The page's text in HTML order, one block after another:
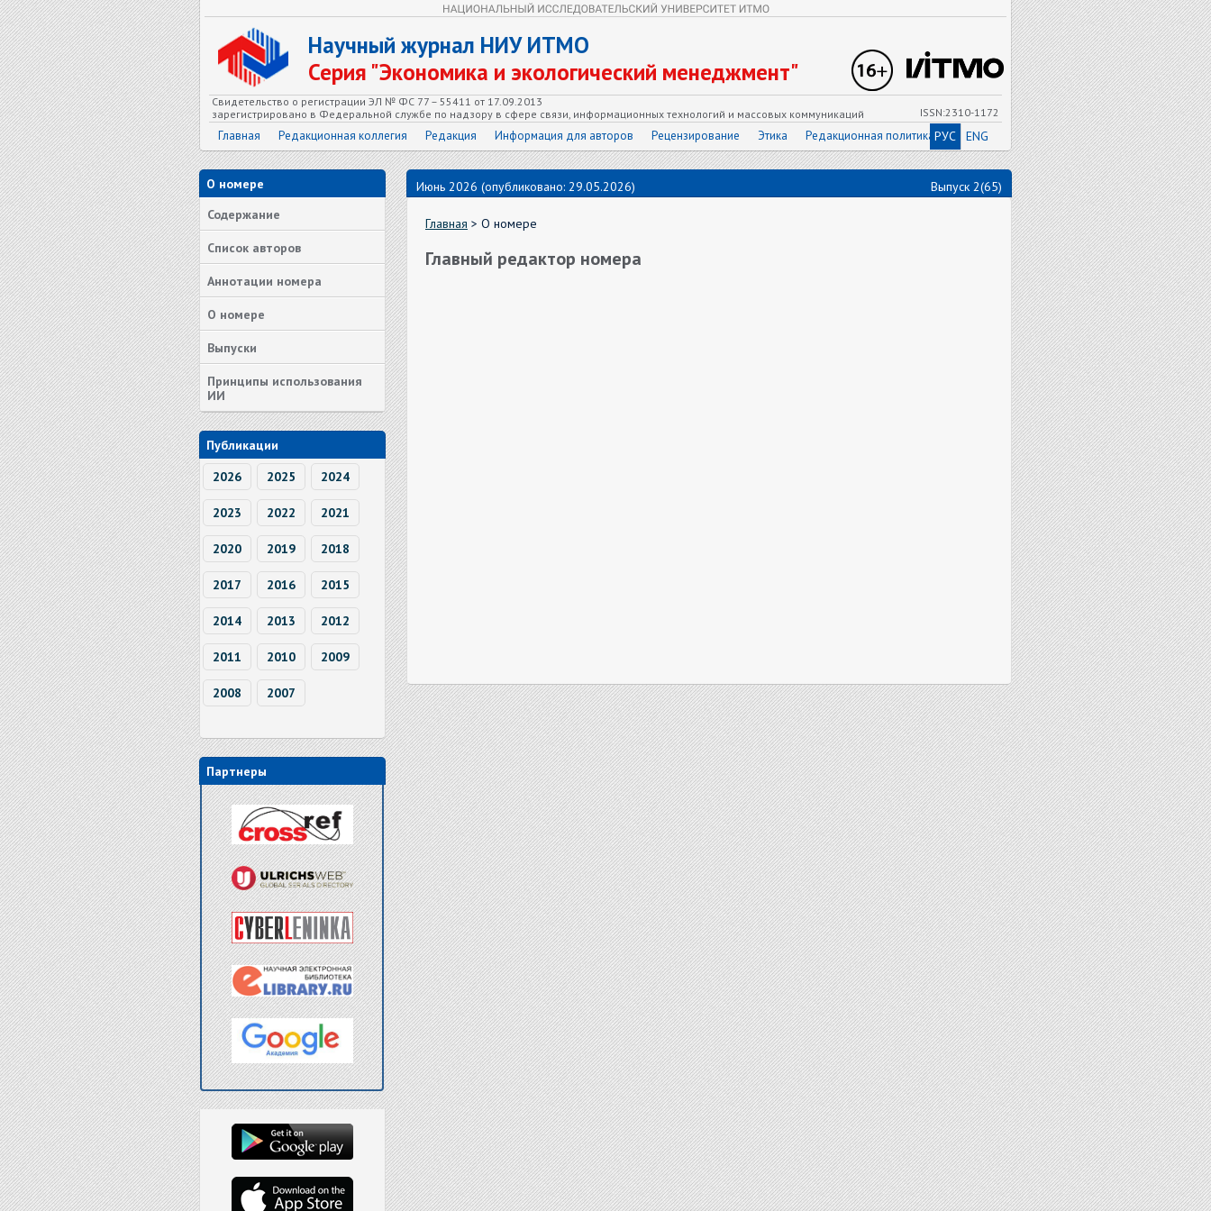
Научный журнал НИУ ИТМО
Серия "Экономика и экологический менеджмент"
Свидетельство о регистрации ЭЛ № ФС 77 – 55411 от 17.09.2013
зарегистрировано в Федеральной службе по надзору в сфере связи, информационных технологий и массовых коммуникаций
ISSN:2310-1172
Главная Редакционная коллегия Редакция Информация для авторов Рецензирование Этика Редакционная политика РУС ENG
О номере
Содержание
Список авторов
Аннотации номера
О номере
Выпуски
Принципы использования
ИИ
Публикации
2026
2025 2024
2023 2022 2021
2020 2019 2018
2017 2016 2015
2014 2013 2012
2011 2010 2009
2008 2007
Партнеры
Июнь 2026 (опубликовано: 29.05.2026) Выпуск 2(65)
Главная > О номере
Главный редактор номера